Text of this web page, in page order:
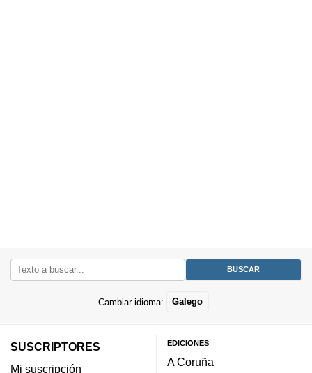
Cambiar idioma: Galego
SUSCRIPTORES
Mi suscripción
EDICIONES
A Coruña